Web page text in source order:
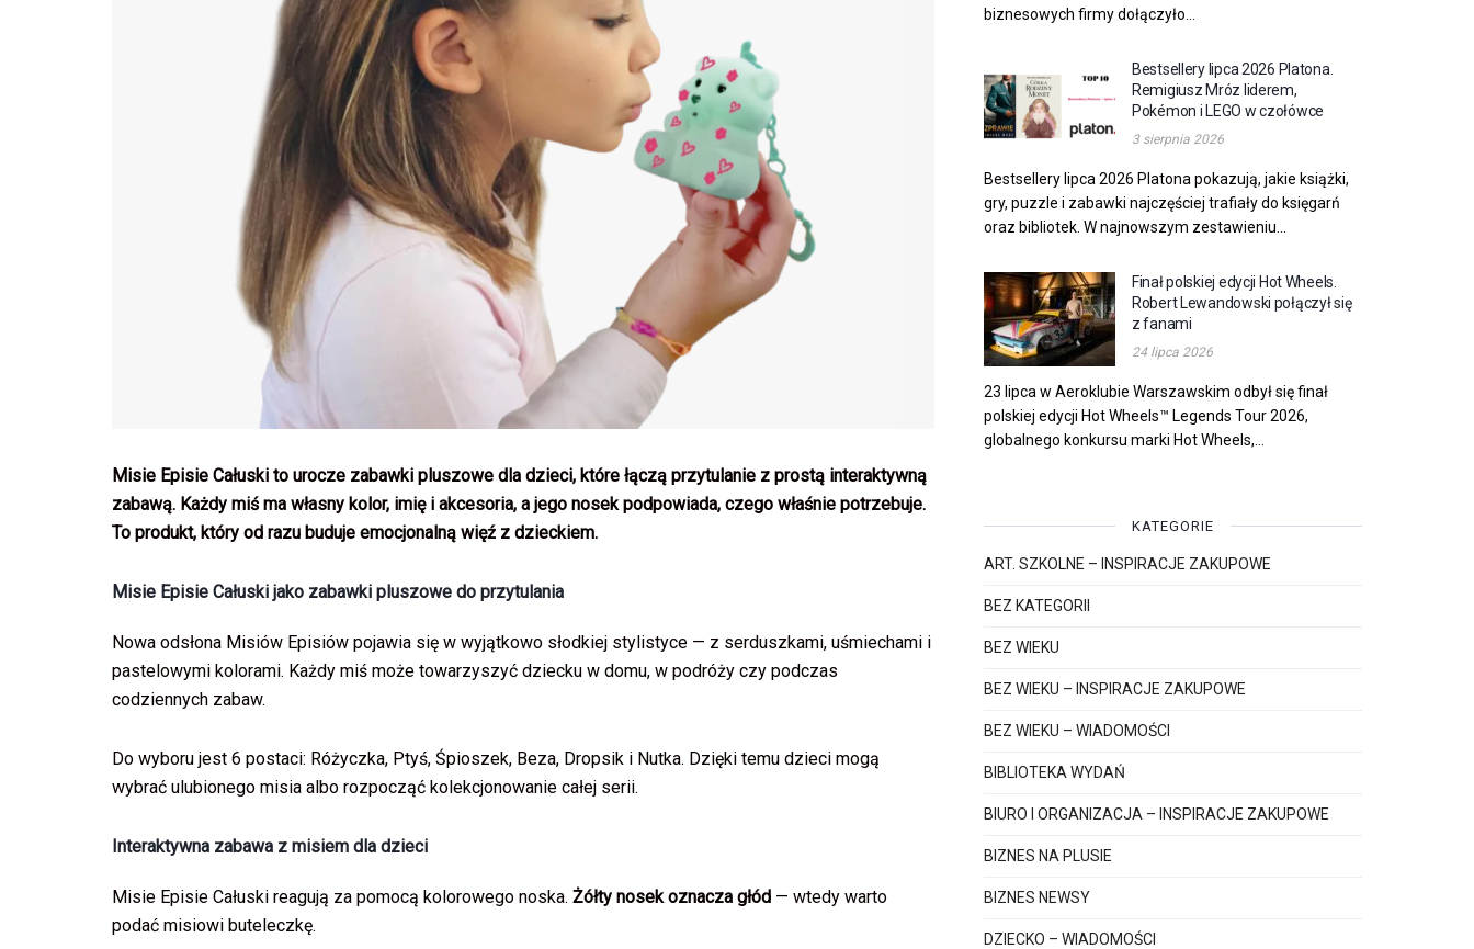
Misie Episie Całuski to urocze zabawki pluszowe dla dzieci, które łączą przytulanie z prostą interaktywną
zabawą. Każdy miś ma własny kolor, imię i akcesoria, a jego nosek podpowiada, czego właśnie potrzebuje.
To produkt, który od razu buduje emocjonalną więź z dzieckiem.
Misie Episie Całuski jako zabawki pluszowe do przytulania
Nowa odsłona Misiów Episiów pojawia się w wyjątkowo słodkiej stylistyce — z serduszkami, uśmiechami i
pastelowymi kolorami. Każdy miś może towarzyszyć dziecku w domu, w podróży czy podczas
codziennych zabaw.
Do wyboru jest 6 postaci: Różyczka, Ptyś, Śpioszek, Beza, Dropsik i Nutka. Dzięki temu dzieci mogą
wybrać ulubionego misia albo rozpocząć kolekcjonowanie całej serii.
Interaktywna zabawa z misiem dla dzieci
Misie Episie Całuski reagują za pomocą kolorowego noska. Żółty nosek oznacza głód — wtedy warto
podać misiowi buteleczkę.
biznesowych firmy dołączyło...
Bestsellery lipca 2026 Platona.
Remigiusz Mróz liderem,
Pokémon i LEGO w czołówce
3 sierpnia 2026
Bestsellery lipca 2026 Platona pokazują, jakie książki,
gry, puzzle i zabawki najczęściej trafiały do księgarń
oraz bibliotek. W najnowszym zestawieniu...
Finał polskiej edycji Hot Wheels.
Robert Lewandowski połączył się
z fanami
24 lipca 2026
23 lipca w Aeroklubie Warszawskim odbył się finał
polskiej edycji Hot Wheels™ Legends Tour 2026,
globalnego konkursu marki Hot Wheels,...
KATEGORIE
ART. SZKOLNE – INSPIRACJE ZAKUPOWE
BEZ KATEGORII
BEZ WIEKU
BEZ WIEKU – INSPIRACJE ZAKUPOWE
BEZ WIEKU – WIADOMOŚCI
BIBLIOTEKA WYDAŃ
BIURO I ORGANIZACJA – INSPIRACJE ZAKUPOWE
BIZNES NA PLUSIE
BIZNES NEWSY
DZIECKO – WIADOMOŚCI